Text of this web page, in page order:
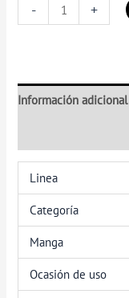
- +
Información adicional
Linea
Categoría
Manga
Ocasión de uso